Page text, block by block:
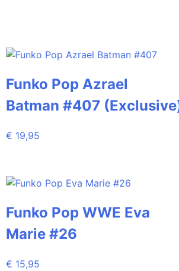
Funko Pop Azrael
Batman #407
€ 19,95
Funko Pop WWE Eva
Marie #26
€ 15,95